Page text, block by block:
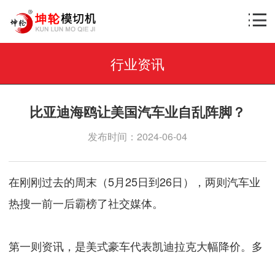
行业资讯
比亚迪海鸥让美国汽车业自乱阵脚？
发布时间：2024-06-04
在刚刚过去的周末（5月25日到26日），两则汽车业
热搜一前一后霸榜了社交媒体。
第一则资讯，是美式豪车代表凯迪拉克大幅降价。多